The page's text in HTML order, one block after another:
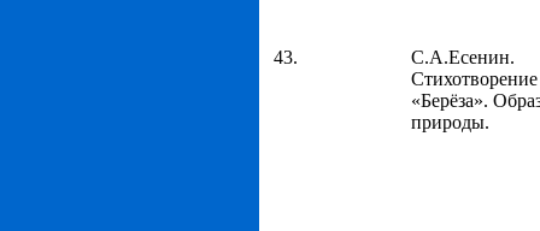
43.
С.А.Есенин.
Стихотворение
«Берёза».
природы.